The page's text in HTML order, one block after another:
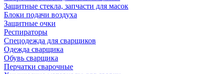
Защитные стекла, запчасти для масок
Блоки подачи воздуха
Защитные очки
Респираторы
Спецодежда для сварщиков
Одежда сварщика
Обувь сварщика
Перчатки сварочные